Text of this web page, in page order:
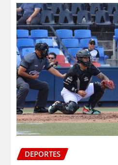
DEPORTES